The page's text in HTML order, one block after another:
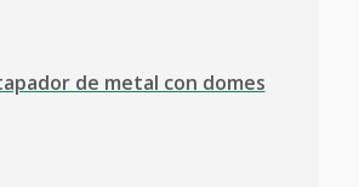
de metal con domes